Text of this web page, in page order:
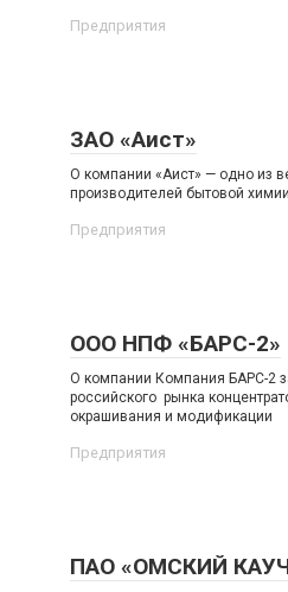
Предприятия
ЗАО «Аист»
О компании «Аист» — одно из
производителей бытовой
Предприятия
ООО НПФ «БАРС-2»
О компании Компания БАРС-2
российского рынка
окрашивания и модификации
Предприятия
ПАО «ОМСКИЙ